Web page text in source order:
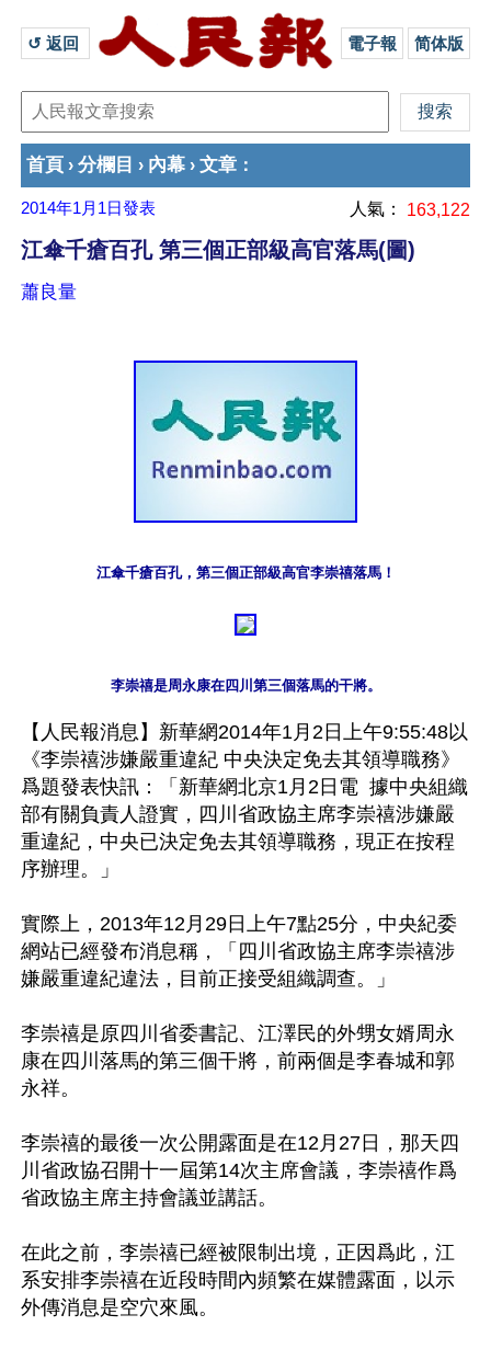
↺ 返回 電子報 简体版
首頁 › 分欄目 › 內幕 › 文章 ：
2014年1月1日發表 人氣： 163,122
江傘千瘡百孔 第三個正部級高官落馬(圖)
蕭良量
江傘千瘡百孔，第三個正部級高官李崇禧落馬！
李崇禧是周永康在四川第三個落馬的干將。
【人民報消息】新華網2014年1月2日上午9:55:48以
《李崇禧涉嫌嚴重違紀 中央決定免去其領導職務》
爲題發表快訊：「新華網北京1月2日電  據中央組織
部有關負責人證實，四川省政協主席李崇禧涉嫌嚴
重違紀，中央已決定免去其領導職務，現正在按程
序辦理。」
實際上，2013年12月29日上午7點25分，中央紀委
網站已經發布消息稱，「四川省政協主席李崇禧涉
嫌嚴重違紀違法，目前正接受組織調查。」
李崇禧是原四川省委書記、江澤民的外甥女婿周永
康在四川落馬的第三個干將，前兩個是李春城和郭
永祥。
李崇禧的最後一次公開露面是在12月27日，那天四
川省政協召開十一屆第14次主席會議，李崇禧作爲
省政協主席主持會議並講話。
在此之前，李崇禧已經被限制出境，正因爲此，江
系安排李崇禧在近段時間內頻繁在媒體露面，以示
外傳消息是空穴來風。